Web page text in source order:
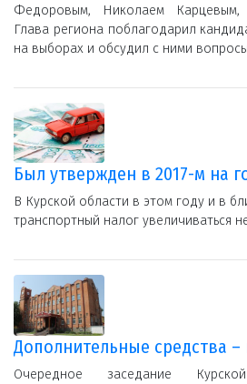
Федоровым, Николаем Карцевым,
Глава региона поблагодарил
на выборах и обсудил с ними
Был утвержден в 2017-м на
В Курской области в этом году и в
транспортный налог увеличиваться
Дополнительные средства
Очередное заседание